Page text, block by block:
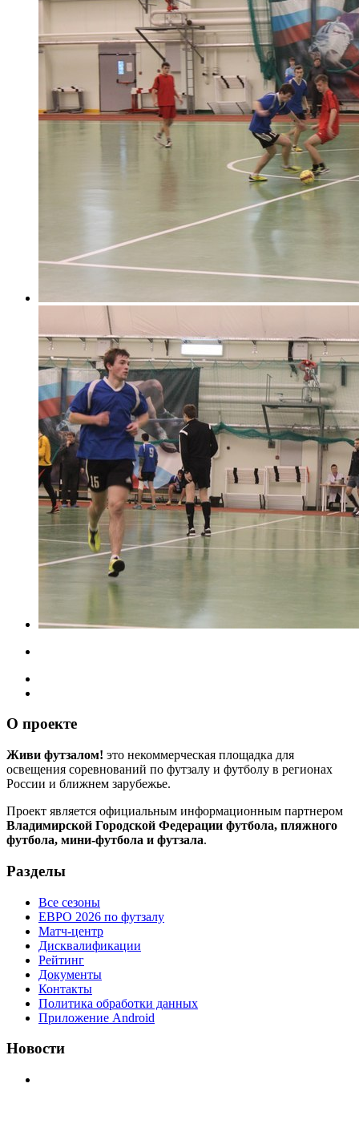
О проекте
Живи футзалом! это некоммерческая площадка для
освещения соревнований по футзалу и футболу в регионах
России и ближнем зарубежье.
Проект является официальным информационным партнером
Владимирской Городской Федерации футбола, пляжного
футбола, мини-футбола и футзала.
Разделы
Все сезоны
ЕВРО 2026 по футзалу
Матч-центр
Дисквалификации
Рейтинг
Документы
Контакты
Политика обработки данных
Приложение Android
Новости